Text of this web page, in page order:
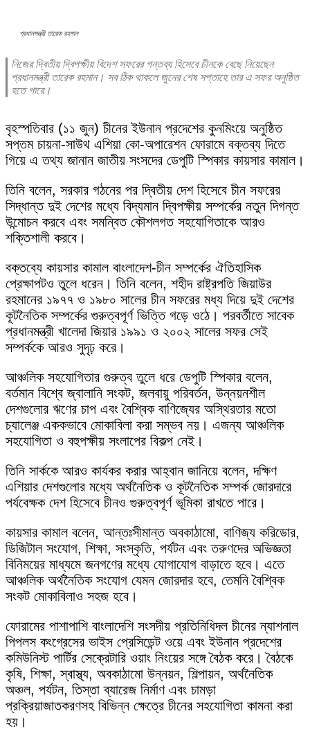
প্রধানমন্ত্রী তারেক রহমান
নিজের দ্বিতীয় দ্বিপক্ষীয় বিদেশ সফরের গন্তব্য হিসেবে চীনকে বেছে নিয়েছেন
প্রধানমন্ত্রী তারেক রহমান। সব ঠিক থাকলে জুনের শেষ সপ্তাহে তার এ সফর অনুষ্ঠিত
হতে পারে।
বৃহস্পতিবার (১১ জুন) চীনের ইউনান প্রদেশের কুনমিংয়ে অনুষ্ঠিত
সপ্তম চায়না-সাউথ এশিয়া কো-অপারেশন ফোরামে বক্তব্য দিতে
গিয়ে এ তথ্য জানান জাতীয় সংসদের ডেপুটি স্পিকার কায়সার কামাল।
তিনি বলেন, সরকার গঠনের পর দ্বিতীয় দেশ হিসেবে চীন সফরের
সিদ্ধান্ত দুই দেশের মধ্যে বিদ্যমান দ্বিপক্ষীয় সম্পর্কের নতুন দিগন্ত
উন্মোচন করবে এবং সমন্বিত কৌশলগত সহযোগিতাকে আরও
শক্তিশালী করবে।
বক্তব্যে কায়সার কামাল বাংলাদেশ-চীন সম্পর্কের ঐতিহাসিক
প্রেক্ষাপটও তুলে ধরেন। তিনি বলেন, শহীদ রাষ্ট্রপতি জিয়াউর
রহমানের ১৯৭৭ ও ১৯৮০ সালের চীন সফরের মধ্য দিয়ে দুই দেশের
কূটনৈতিক সম্পর্কের গুরুত্বপূর্ণ ভিত্তি গড়ে ওঠে। পরবর্তীতে সাবেক
প্রধানমন্ত্রী খালেদা জিয়ার ১৯৯১ ও ২০০২ সালের সফর সেই
সম্পর্ককে আরও সুদৃঢ় করে।
আঞ্চলিক সহযোগিতার গুরুত্ব তুলে ধরে ডেপুটি স্পিকার বলেন,
বর্তমান বিশ্বে জ্বালানি সংকট, জলবায়ু পরিবর্তন, উন্নয়নশীল
দেশগুলোর ঋণের চাপ এবং বৈশ্বিক বাণিজ্যের অস্থিরতার মতো
চ্যালেঞ্জ এককভাবে মোকাবিলা করা সম্ভব নয়। এজন্য আঞ্চলিক
সহযোগিতা ও বহুপক্ষীয় সংলাপের বিকল্প নেই।
তিনি সার্ককে আরও কার্যকর করার আহ্বান জানিয়ে বলেন, দক্ষিণ
এশিয়ার দেশগুলোর মধ্যে অর্থনৈতিক ও কূটনৈতিক সম্পর্ক জোরদারে
পর্যবেক্ষক দেশ হিসেবে চীনও গুরুত্বপূর্ণ ভূমিকা রাখতে পারে।
কায়সার কামাল বলেন, আন্তঃসীমান্ত অবকাঠামো, বাণিজ্য করিডোর,
ডিজিটাল সংযোগ, শিক্ষা, সংস্কৃতি, পর্যটন এবং তরুণদের অভিজ্ঞতা
বিনিময়ের মাধ্যমে জনগণের মধ্যে যোগাযোগ বাড়াতে হবে। এতে
আঞ্চলিক অর্থনৈতিক সংযোগ যেমন জোরদার হবে, তেমনি বৈশ্বিক
সংকট মোকাবিলাও সহজ হবে।
ফোরামের পাশাপাশি বাংলাদেশি সংসদীয় প্রতিনিধিদল চীনের ন্যাশনাল
পিপলস কংগ্রেসের ভাইস প্রেসিডেন্ট ওয়ে এবং ইউনান প্রদেশের
কমিউনিস্ট পার্টির সেক্রেটারি ওয়াং নিংয়ের সঙ্গে বৈঠক করে। বৈঠকে
কৃষি, শিক্ষা, স্বাস্থ্য, অবকাঠামো উন্নয়ন, শিল্পায়ন, অর্থনৈতিক
অঞ্চল, পর্যটন, তিস্তা ব্যারেজ নির্মাণ এবং চামড়া
প্রক্রিয়াজাতকরণসহ বিভিন্ন ক্ষেত্রে চীনের সহযোগিতা কামনা করা
হয়।